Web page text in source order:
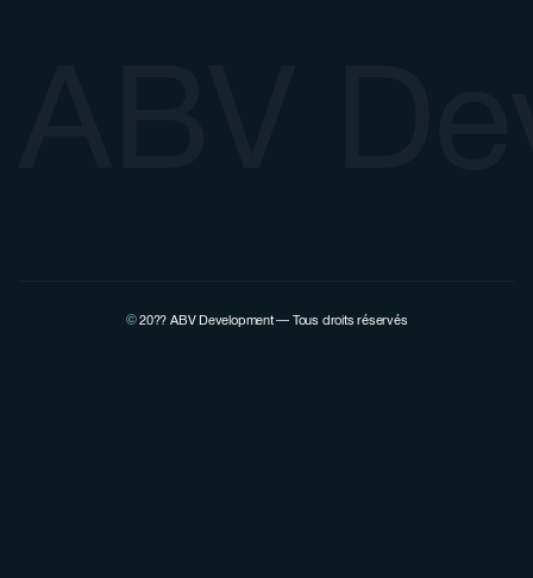
© 20?? ABV Development — Tous droits réservés